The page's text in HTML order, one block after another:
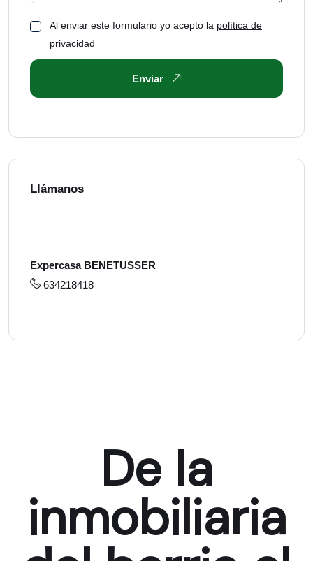
Al enviar este formulario yo acepto la política de
privacidad
Enviar
Llámanos
Expercasa BENETUSSER
634218418
De la
inmobiliaria